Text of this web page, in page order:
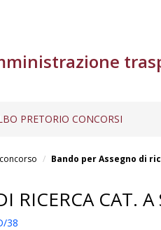
PRETORIO CONCORSI
Bando per Assegno di
RICERCA CAT.
38